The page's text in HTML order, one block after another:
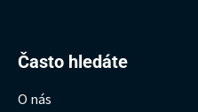
Často hledáte
O nás
Hledat: